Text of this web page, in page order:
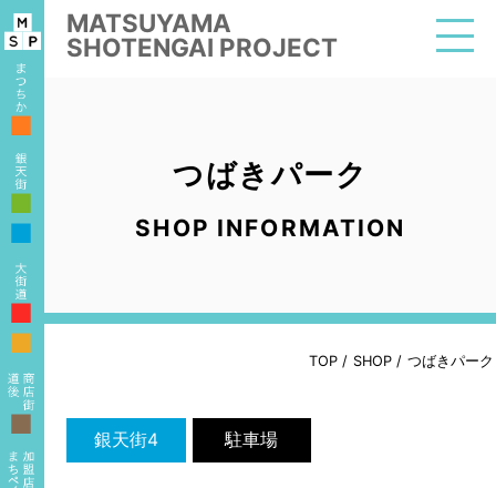
MATSUYAMA
SHOTENGAI PROJECT
■
■
■
■
■
■
つばきパーク
SHOP INFORMATION
TOP / SHOP / つばきパーク
銀天街4 駐車場